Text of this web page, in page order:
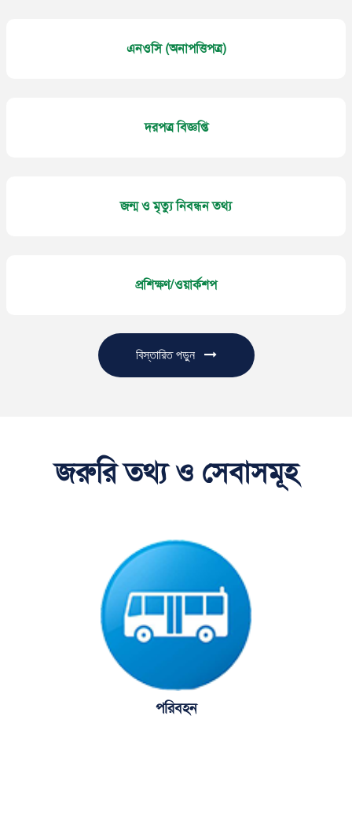
এনওসি (অনাপত্তিপত্র)
দরপত্র বিজ্ঞপ্তি
জন্ম ও মৃত্যু নিবন্ধন তথ্য
প্রশিক্ষণ/ওয়ার্কশপ
বিস্তারিত পড়ুন
জরুরি তথ্য ও সেবাসমূহ
পরিবহন